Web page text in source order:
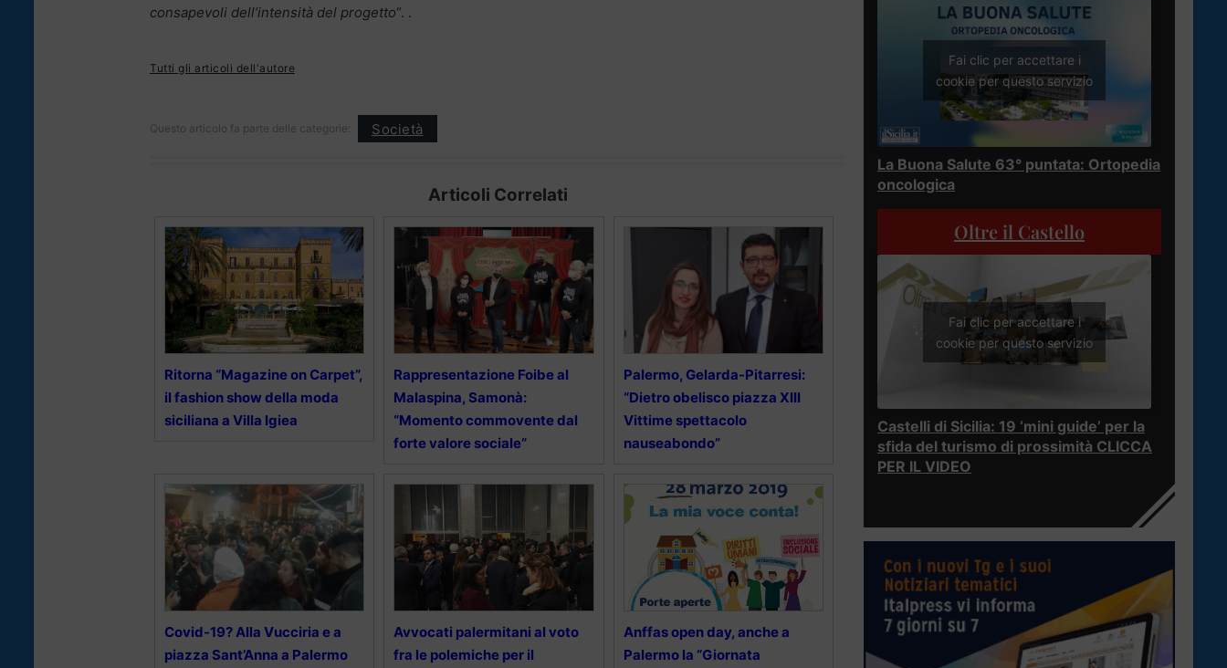
consapevoli dell’intensità del progetto“. .
Tutti gli articoli dell'autore
Questo articolo fa parte delle categorie: Società
Articoli Correlati
Ritorna “Magazine on Carpet”,
il fashion show della moda
siciliana a Villa Igiea
Rappresentazione Foibe al
Malaspina, Samonà:
“Momento commovente dal
forte valore sociale”
Palermo, Gelarda-Pitarresi:
“Dietro obelisco piazza XIII
Vittime spettacolo
nauseabondo”
Covid-19? Alla Vucciria e a
piazza Sant’Anna a Palermo
Avvocati palermitani al voto
fra le polemiche per il
Anffas open day, anche a
Palermo la “Giornata
Fai clic per accettare i
cookie per questo servizio
La Buona Salute 63° puntata: Ortopedia
oncologica
Oltre il Castello
Fai clic per accettare i
cookie per questo servizio
Castelli di Sicilia: 19 ‘mini guide’ per la
sfida del turismo di prossimità CLICCA
PER IL VIDEO